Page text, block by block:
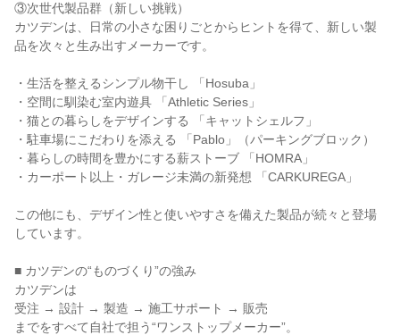
③次世代製品群（新しい挑戦）
カツデンは、日常の小さな困りごとからヒントを得て、新しい製
品を次々と生み出すメーカーです。
・生活を整えるシンプル物干し 「Hosuba」
・空間に馴染む室内遊具 「Athletic Series」
・猫との暮らしをデザインする 「キャットシェルフ」
・駐車場にこだわりを添える 「Pablo」（パーキングブロック）
・暮らしの時間を豊かにする薪ストーブ 「HOMRA」
・カーポート以上・ガレージ未満の新発想 「CARKUREGA」
この他にも、デザイン性と使いやすさを備えた製品が続々と登場
しています。
■ カツデンの“ものづくり”の強み
カツデンは
受注 → 設計 → 製造 → 施工サポート → 販売
までをすべて自社で担う“ワンストップメーカー”。